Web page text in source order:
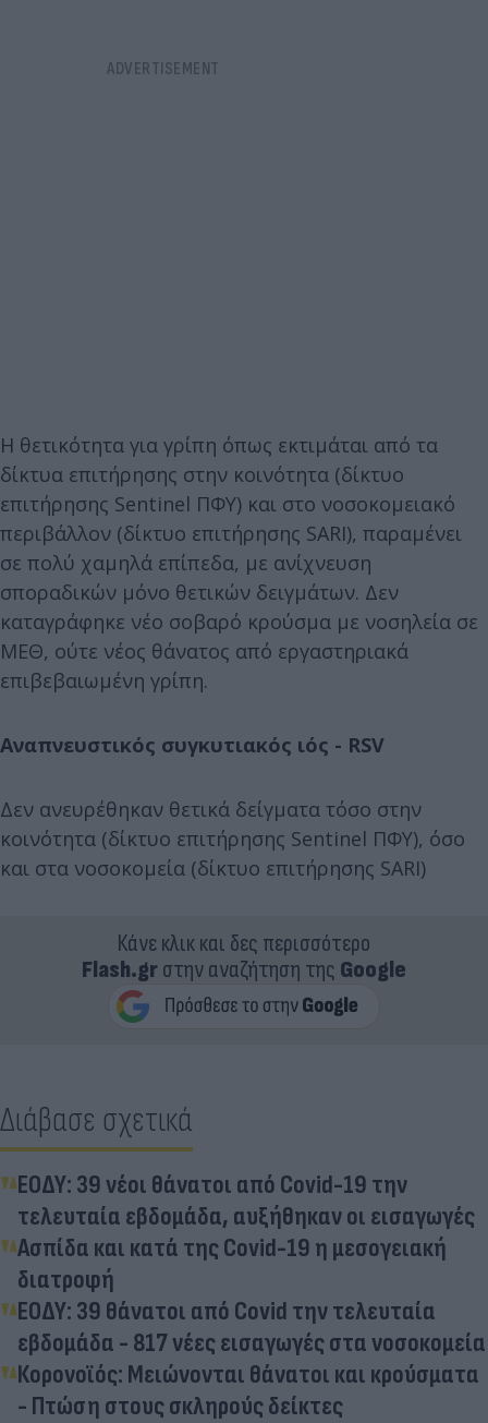
Η θετικότητα για γρίπη όπως εκτιμάται από τα
δίκτυα επιτήρησης στην κοινότητα (δίκτυο
επιτήρησης Sentinel ΠΦΥ) και στο νοσοκομειακό
περιβάλλον (δίκτυο επιτήρησης SARI), παραμένει
σε πολύ χαμηλά επίπεδα, με ανίχνευση
σποραδικών μόνο θετικών δειγμάτων. Δεν
καταγράφηκε νέο σοβαρό κρούσμα με νοσηλεία σε
ΜΕΘ, ούτε νέος θάνατος από εργαστηριακά
επιβεβαιωμένη γρίπη.
Αναπνευστικός συγκυτιακός ιός - RSV
Δεν ανευρέθηκαν θετικά δείγματα τόσο στην
κοινότητα (δίκτυο επιτήρησης Sentinel ΠΦΥ), όσο
και στα νοσοκομεία (δίκτυο επιτήρησης SARI)
Κάνε κλικ και δες περισσότερο
Flash.grστην αναζήτηση της Google
Διάβασε σχετικά
ΕΟΔΥ: 39 νέοι θάνατοι από Covid-19 την
τελευταία εβδομάδα, αυξήθηκαν οι εισαγωγές
Ασπίδα και κατά της Covid-19 η μεσογειακή
διατροφή
ΕΟΔΥ: 39 θάνατοι από Covid την τελευταία
εβδομάδα - 817 νέες εισαγωγές στα νοσοκομεία
Κορονοϊός: Μειώνονται θάνατοι και κρούσματα
- Πτώση στους σκληρούς δείκτες